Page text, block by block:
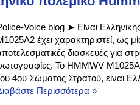
Voice blog ➤ Είναι
έχει χαρακτηριστεί, ως
διασκευές για
Το HMMWV
4ου Σώματος Στρατού, είναι
Περισσότερα »